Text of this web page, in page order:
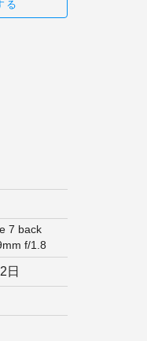
る
7 back
f/1.8
日